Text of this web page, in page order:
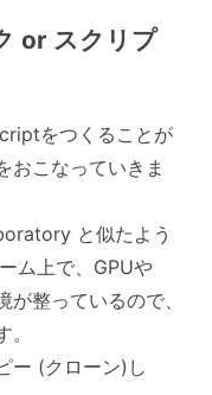
or スクリプ
をつくることが
おこなっていきま
と似たよう
ム上で、GPUや
整っているので、
ー (クローン)し